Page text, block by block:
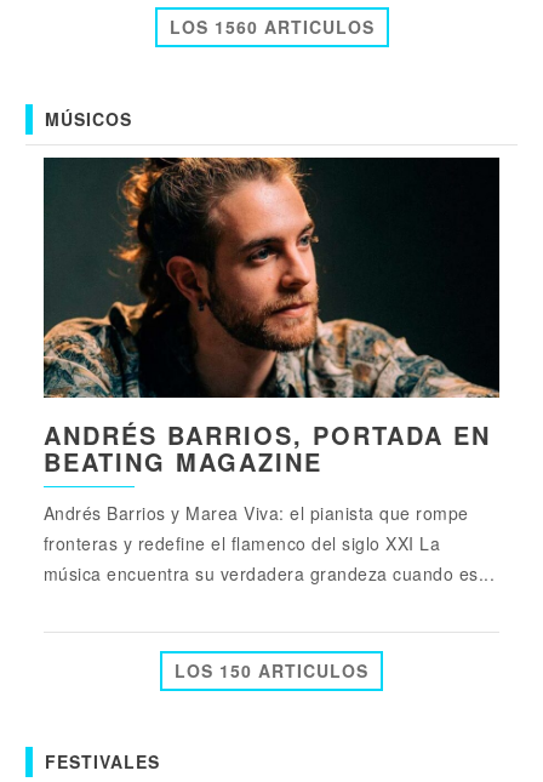
LOS 1560 ARTICULOS
MÚSICOS
ANDRÉS BARRIOS, PORTADA EN
BEATING MAGAZINE
Andrés Barrios y Marea Viva: el pianista que rompe
fronteras y redefine el flamenco del siglo XXI La
música encuentra su verdadera grandeza cuando es...
LOS 150 ARTICULOS
FESTIVALES